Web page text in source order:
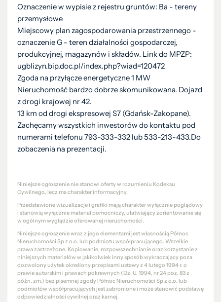
Oznaczenie w wypisie z rejestru gruntów: Ba - tereny
przemysłowe
Miejscowy plan zagospodarowania przestrzennego -
oznaczenie G - teren działalności gospodarczej,
produkcyjnej, magazynów i składów. Link do MPZP:
ugblizyn.bip.doc.pl/index.php?wiad=120472
Zgoda na przyłącze energetyczne 1 MW
Nieruchomość bardzo dobrze skomunikowana. Dojazd
z drogi krajowej nr 42.
13 km od drogi ekspresowej S7 (Gdańsk-Zakopane).
Zachęcamy wszystkich inwestorów do kontaktu pod
numerami telefonu 793-333-332 lub 533-213-433.Do
zobaczenia na prezentacji.
Niniejsze ogłoszenie nie stanowi oferty w rozumieniu Kodeksu
Cywilnego, lecz ma charakter informacyjny.
Przedstawione wizualizacje i grafiki mają charakter wyłącznie poglądowy
i stanowią wyłącznie materiał pomocniczy, ułatwiający zorientowanie się
w ogólnym wyglądzie oferowanej nieruchomości.
Niniejsze ogłoszenie wraz z jego elementami jest własnością Północ
Nieruchomości Sp z o.o. lub podmiotu współpracującego. Wszelkie
prawa zastrzeżone. Kopiowanie, rozpowszechnianie oraz korzystanie z
niniejszych materiałów w jakikolwiek inny sposób wykraczający poza
dozwolony użytek określony przepisami ustawy z 4 lutego 1994 r. o
prawie autorskim i prawach pokrewnych (Dz. U. 1994, nr 24 poz. 83 z
późn. zm.) bez pisemnej zgody Północ Nieruchomości Sp z o.o. lub
podmiotów współpracujących jest zabronione i może stanowić podstawę
odpowiedzialności cywilnej oraz karnej.